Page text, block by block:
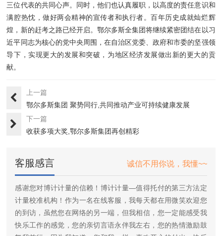
三位代表的共同心声。同时，他们也认真履职，以高度的责任意识和
满腔热忱，做好两会精神的宣传者和执行者。百年历史成就灿烂辉
煌，新的赶考之路已经开启。鄂尔多斯全集团将继续紧密团结在以习
近平同志为核心的党中央周围，在自治区党委、政府和市委的坚强领
导下，实现更大的发展和突破，为地区经济发展做出新的更大的贡
献。
上一篇
鄂尔多斯集团 聚势同行,共同推动产业可持续健康发展
下一篇
收获多项大奖,鄂尔多斯集团再创精彩
客服感言 诚信不用你说，我懂~~
感谢您对博计计量的信赖！博计计量—值得托付的第三方法定
计量校准机构！作为一名在线客服，我每天都在用微笑欢迎您
的到访，虽然您在网络的另一端，但我相信，您一定能感受我
快乐工作的感觉，您的亲切言语永伴我左右，您的热情激励鼓